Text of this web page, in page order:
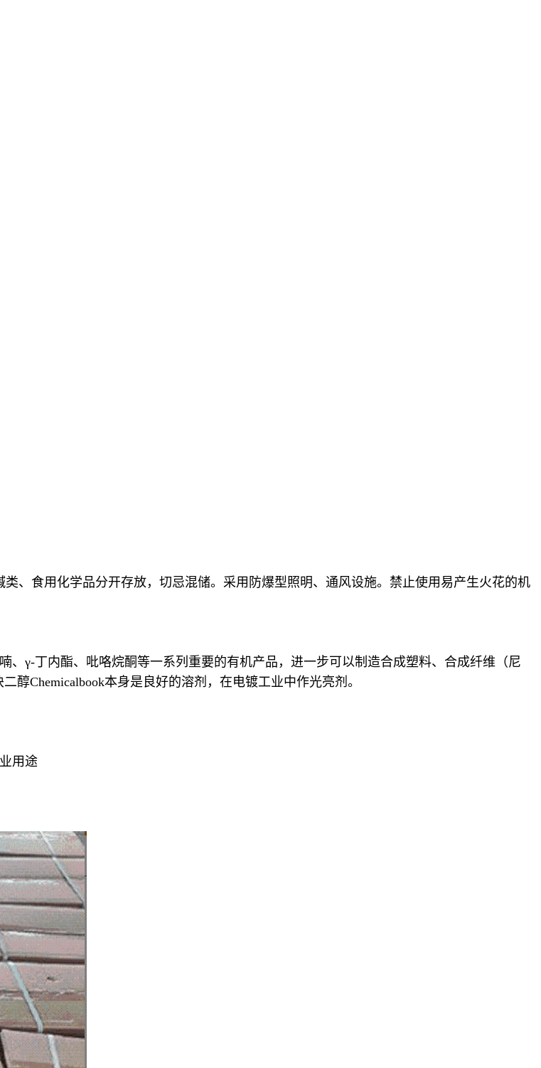
、食用化学品分开存放，切忌混储。采用防爆型照明、通风设施。禁止使用易产生火花的机
γ-丁内酯、吡咯烷酮等一系列重要的有机产品，进一步可以制造合成塑料、合成纤维（尼
Chemicalbook本身是良好的溶剂，在电镀工业中作光亮剂。
用途